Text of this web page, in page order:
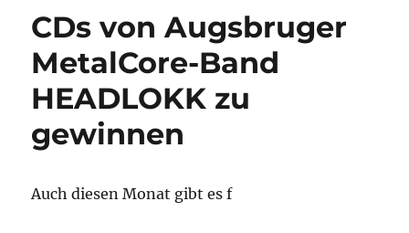
CDs von Augsbruger
MetalCore-Band
HEADLOKK zu
gewinnen
Auch diesen Monat gibt es f